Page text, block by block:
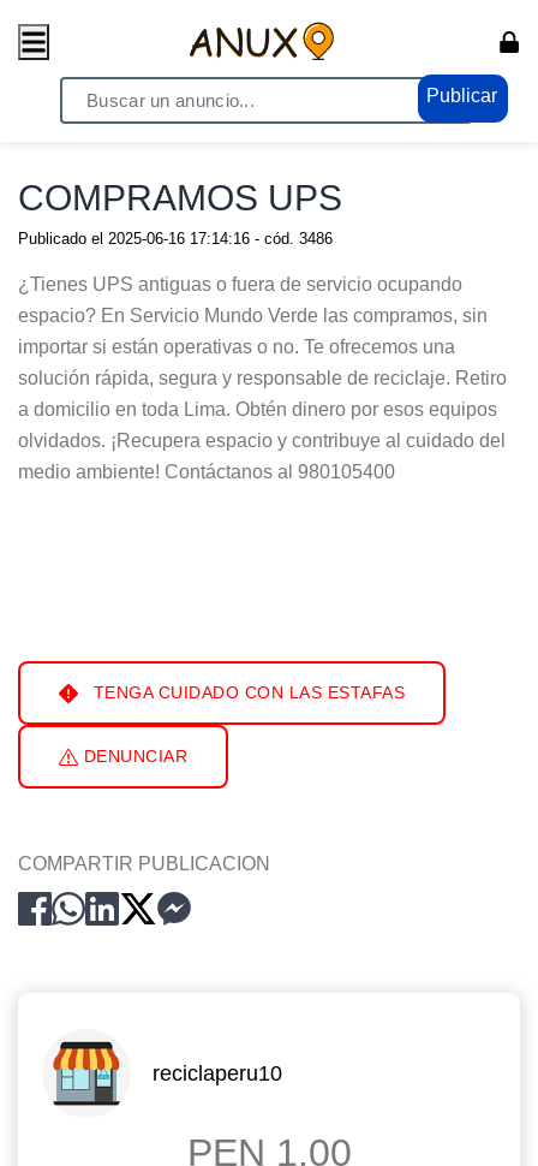
Publicar
/ Electrónicos - Video / TV - Audio - Video
COMPRAMOS UPS
Publicado el 2025-06-16 17:14:16 - cód. 3486
¿Tienes UPS antiguas o fuera de servicio ocupando
espacio? En Servicio Mundo Verde las compramos, sin
importar si están operativas o no. Te ofrecemos una
solución rápida, segura y responsable de reciclaje. Retiro
a domicilio en toda Lima. Obtén dinero por esos equipos
olvidados. ¡Recupera espacio y contribuye al cuidado del
medio ambiente! Contáctanos al 980105400
TENGA CUIDADO CON LAS ESTAFAS
DENUNCIAR
COMPARTIR PUBLICACION
reciclaperu10
PEN 1.00